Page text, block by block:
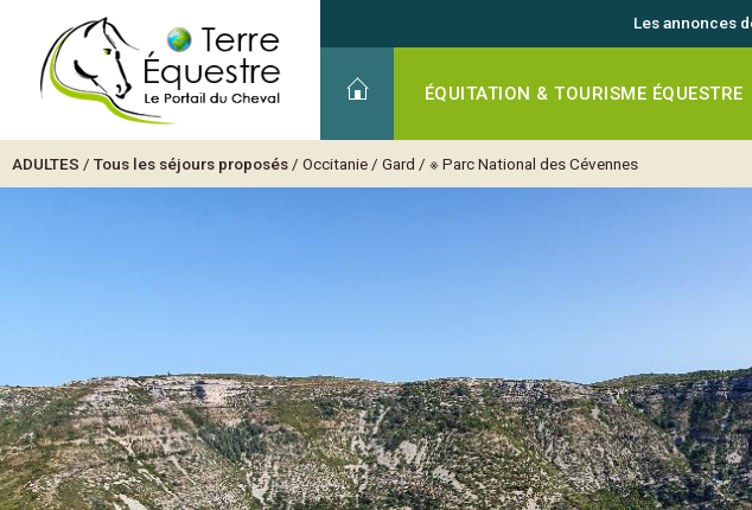
Les annonces
ÉQUITATION & TOURISME ÉQUESTRE
ADULTES / Tous les séjours proposés / Occitanie / Gard / ※ Parc National des Cévennes